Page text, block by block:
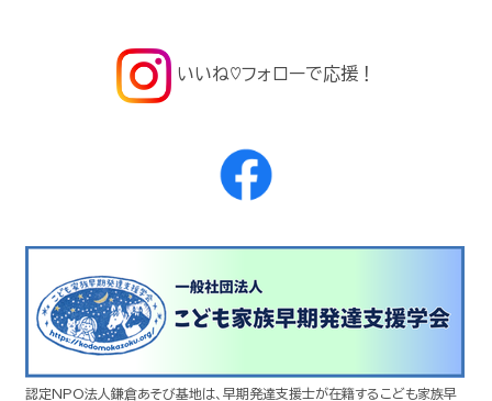
いいね♡フォローで応援！
認定NPO法人鎌倉あそび基地は、早期発達支援士が在籍するこども家族早